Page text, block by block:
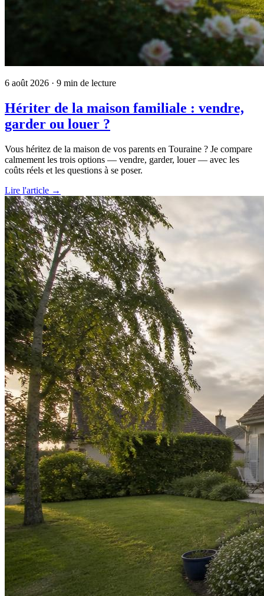
6 août 2026 · 9 min de lecture
Hériter de la maison familiale : vendre,
garder ou louer ?
Vous héritez de la maison de vos parents en Touraine ? Je compare
calmement les trois options — vendre, garder, louer — avec les
coûts réels et les questions à se poser.
Lire l'article →